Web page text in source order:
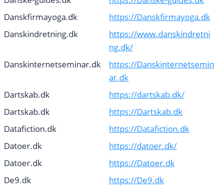
Danskfirmayoga.dk
https://Danskfirmayoga.dk
Danskindretning.dk
https://www.danskindretni
ng.dk/
Danskinternetseminar.dk
https://Danskinternetsemin
ar.dk
Dartskab.dk
https://dartskab.dk/
Dartskab.dk
https://Dartskab.dk
Datafiction.dk
https://Datafiction.dk
Datoer.dk
https://datoer.dk/
Datoer.dk
https://Datoer.dk
De9.dk
https://De9.dk